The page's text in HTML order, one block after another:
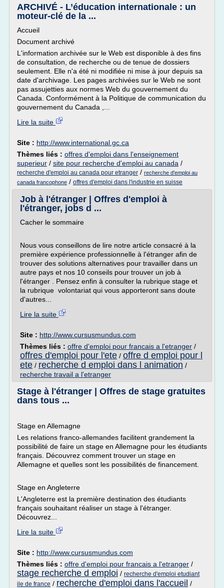
ARCHIVÉ - L’éducation internationale : un
moteur-clé de la ...
Accueil
Document archivé
L'information archivée sur le Web est disponible à des fins
de consultation, de recherche ou de tenue de dossiers
seulement. Elle n'a été ni modifiée ni mise à jour depuis sa
date d'archivage. Les pages archivées sur le Web ne sont
pas assujetties aux normes Web du gouvernement du
Canada. Conformément à la Politique de communication du
gouvernement du Canada ,...
Lire la suite
Site : http://www.international.gc.ca
Thèmes liés : offres d'emploi dans l'enseignement
superieur / site pour recherche d'emploi au canada /
recherche d'emploi au canada pour etranger / recherche d'emploi au
canada francophone / offres d'emploi dans l'industrie en suisse
Job à l'étranger | Offres d'emploi à
l'étranger, jobs d ...
Cacher le sommaire
Nous vous conseillons de lire notre article consacré à la
première expérience professionnelle à l'étranger afin de
trouver des solutions alternatives pour travailler dans un
autre pays et nos 10 conseils pour trouver un job à
l'étranger . Pensez enfin à consulter la rubrique stage et
la rubrique volontariat qui vous apporteront sans doute
d'autres...
Lire la suite
Site : http://www.cursusmundus.com
Thèmes liés : offre d'emploi pour francais a l'etranger /
offres d'emploi pour l'ete / offre d emploi pour l
ete / recherche d emploi dans l animation /
recherche travail a l'etranger
Stage à l'étranger | Offres de stage gratuites
dans tous ...
Stage en Allemagne
Les relations franco-allemandes facilitent grandement la
possibilité de faire un stage en Allemagne pour les étudiants
français. Découvrez comment trouver un stage en
Allemagne et quelles sont les possibilités de financement.
Stage en Angleterre
L'Angleterre est la première destination des étudiants
français souhaitant réaliser un stage à l'étranger.
Découvrez...
Lire la suite
Site : http://www.cursusmundus.com
Thèmes liés : offre d'emploi pour francais a l'etranger /
stage recherche d emploi / recherche d'emploi etudiant
ile de france / recherche d'emploi dans l'accueil /